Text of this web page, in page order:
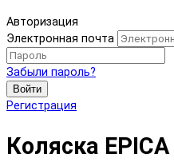
Авторизация
Электронная почта
Забыли пароль?
Войти
Регистрация
Коляска EPICA